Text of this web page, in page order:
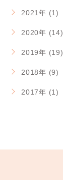
2021年 (1)
2020年 (14)
2019年 (19)
2018年 (9)
2017年 (1)